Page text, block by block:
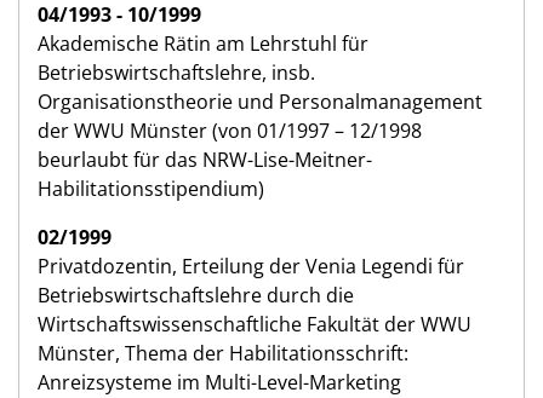
04/1993 - 10/1999
Akademische Rätin am Lehrstuhl für
Betriebswirtschaftslehre, insb.
Organisationstheorie und Personalmanagement
der WWU Münster (von 01/1997 – 12/1998
beurlaubt für das NRW-Lise-Meitner-
Habilitationsstipendium)
02/1999
Privatdozentin, Erteilung der Venia Legendi für
Betriebswirtschaftslehre durch die
Wirtschaftswissenschaftliche Fakultät der WWU
Münster, Thema der Habilitationsschrift:
Anreizsysteme im Multi-Level-Marketing